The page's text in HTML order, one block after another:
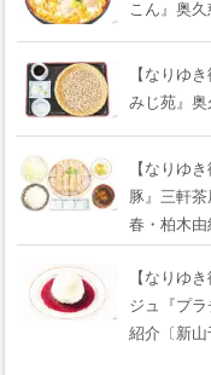
こん』奥久
【なりゆ
みじ苑』奥
【なりゆ
豚』三軒
春・柏木由
【なりゆ
ジュ『プ
紹介〔新山